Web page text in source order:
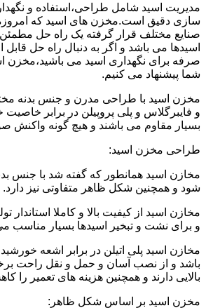
مدیریت اسید شامل طراحی،استفاده و
سازی دقیق است.مخزن های اسید که
صنایع مختلف قرار گرفته یک راه حل مطمئن
اسیدها می باشد و اگر به دنبال راه حل قابل
صرفه برای نگهداری اسید می باشید،مخزن
شما پیشنهاد می کنیم.
مخزن اسید با طراحی مدرن و جنس بدنه
و فایبرگلاس و پلی پروپیلن در برابر خاصیت
بسیار مقاوم می باشند و هیچ گونه واکنش
طراحی مخزن اسید:
مخازن اسید همانطور که گفته شد با جنس
شود و همچنین شکل ظاهر متفاوتی نیز دارد.
مخازن اسید از کیفیت بالا و کاملا
و برای نشت و تبخیر اسیدها بسیار مناسب
مخازن اسید پلی اتیلن در برابر اشعه
باشد و از نصب آسان و حمل و نقل راحت
بالایی دارند و همچنین هزینه های تعمیر را
مخزن اسید بر اساس شکل ظاهر: